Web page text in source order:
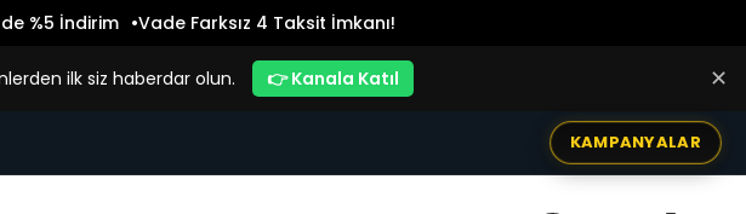
%5 İndirim Vade Farksız 4 Taksit İmkanı!
ilk siz haberdar olun. 👉 Kanala Katıl ✕
KAMPANYALAR